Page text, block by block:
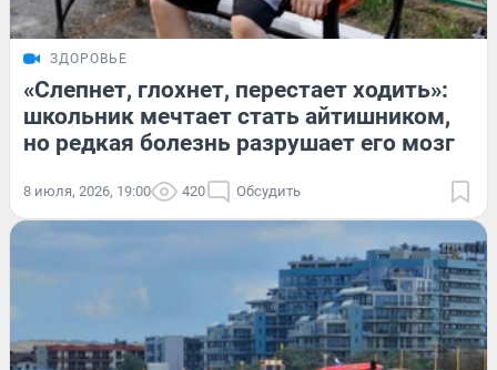
ЗДОРОВЬЕ
«Слепнет, глохнет, перестает ходить»:
школьник мечтает стать айтишником,
но редкая болезнь разрушает его мозг
8 июля, 2026, 19:00 420 Обсудить